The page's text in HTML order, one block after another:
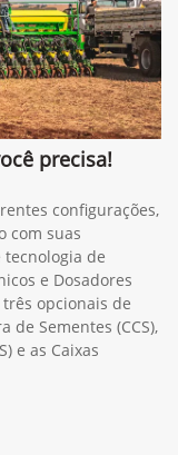
precisa!
configurações,
com suas
de
e Dosadores
opcionais de
de Sementes (CCS),
e as Caixas